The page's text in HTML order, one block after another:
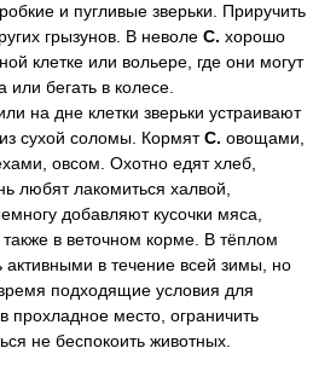
и пугливые зверьки. Приручить
грызунов. В неволе С. хорошо
клетке или вольере, где они могут
или бегать в колесе.
на дне клетки зверьки устраивают
сухой соломы. КормятС. овощами,
овсом. Охотно едят хлеб,
любят лакомиться халвой,
добавляют кусочки мяса,
в веточном корме. В тёплом
активными в течение всей зимы, но
подходящие условия для
прохладное место, ограничить
не беспокоить животных.